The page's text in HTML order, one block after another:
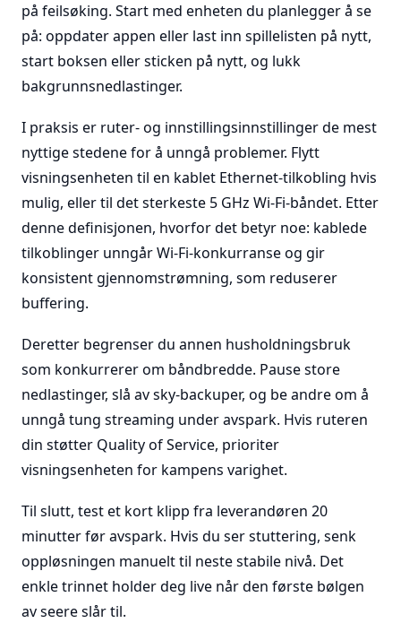
på feilsøking. Start med enheten du planlegger å se
på: oppdater appen eller last inn spillelisten på nytt,
start boksen eller sticken på nytt, og lukk
bakgrunnsnedlastinger.
I praksis er ruter- og innstillingsinnstillinger de mest
nyttige stedene for å unngå problemer. Flytt
visningsenheten til en kablet Ethernet-tilkobling hvis
mulig, eller til det sterkeste 5 GHz Wi-Fi-båndet. Etter
denne definisjonen, hvorfor det betyr noe: kablede
tilkoblinger unngår Wi-Fi-konkurranse og gir
konsistent gjennomstrømning, som reduserer
buffering.
Deretter begrenser du annen husholdningsbruk
som konkurrerer om båndbredde. Pause store
nedlastinger, slå av sky-backuper, og be andre om å
unngå tung streaming under avspark. Hvis ruteren
din støtter Quality of Service, prioriter
visningsenheten for kampens varighet.
Til slutt, test et kort klipp fra leverandøren 20
minutter før avspark. Hvis du ser stuttering, senk
oppløsningen manuelt til neste stabile nivå. Det
enkle trinnet holder deg live når den første bølgen
av seere slår til.